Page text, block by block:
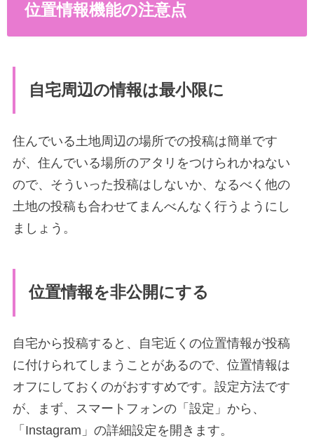
位置情報機能の注意点
自宅周辺の情報は最小限に
住んでいる土地周辺の場所での投稿は簡単です
が、住んでいる場所のアタリをつけられかねない
ので、そういった投稿はしないか、なるべく他の
土地の投稿も合わせてまんべんなく行うようにし
ましょう。
位置情報を非公開にする
自宅から投稿すると、自宅近くの位置情報が投稿
に付けられてしまうことがあるので、位置情報は
オフにしておくのがおすすめです。設定方法です
が、まず、スマートフォンの「設定」から、
「Instagram」の詳細設定を開きます。